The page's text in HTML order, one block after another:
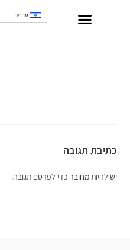
עברית
כתיבת תגובה
יש להיותמחובר כדי לפרסם תגובה.